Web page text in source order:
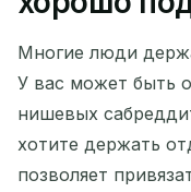
Многие люди
У вас может быть
нишевых
хотите держать
позволяет